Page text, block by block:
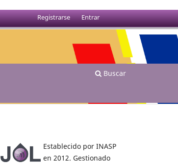
Buscar
Registrarse Entrar
Establecido por INASP
en 2012. Gestionado